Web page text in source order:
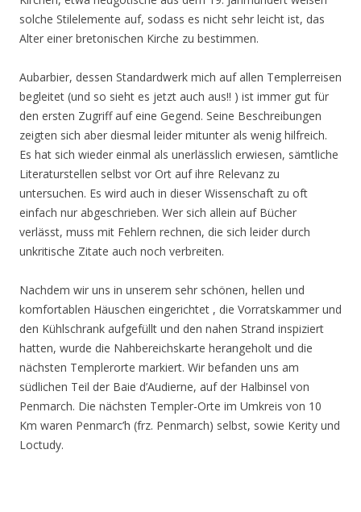
solche Stilelemente auf, sodass es nicht sehr leicht ist, das
Alter einer bretonischen Kirche zu bestimmen.
Aubarbier, dessen Standardwerk mich auf allen Templerreisen
begleitet (und so sieht es jetzt auch aus!! ) ist immer gut für
den ersten Zugriff auf eine Gegend. Seine Beschreibungen
zeigten sich aber diesmal leider mitunter als wenig hilfreich.
Es hat sich wieder einmal als unerlässlich erwiesen, sämtliche
Literaturstellen selbst vor Ort auf ihre Relevanz zu
untersuchen. Es wird auch in dieser Wissenschaft zu oft
einfach nur abgeschrieben. Wer sich allein auf Bücher
verlässt, muss mit Fehlern rechnen, die sich leider durch
unkritische Zitate auch noch verbreiten.
Nachdem wir uns in unserem sehr schönen, hellen und
komfortablen Häuschen eingerichtet , die Vorratskammer und
den Kühlschrank aufgefüllt und den nahen Strand inspiziert
hatten, wurde die Nahbereichskarte herangeholt und die
nächsten Templerorte markiert. Wir befanden uns am
südlichen Teil der Baie d’Audierne, auf der Halbinsel von
Penmarch. Die nächsten Templer-Orte im Umkreis von 10
Km waren Penmarc’h (frz. Penmarch) selbst, sowie Kerity und
Loctudy.